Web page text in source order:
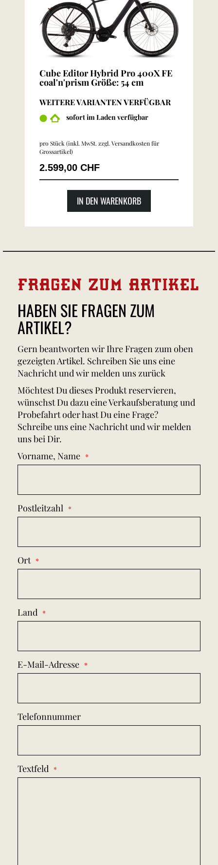
Cube Editor Hybrid Pro 400X FE
coal'n'prism Größe: 54 cm
WEITERE VARIANTEN VERFÜGBAR
sofort im Laden verfügbar
pro Stück (inkl. MwSt. zzgl.Versandkosten für
Grossartikel)
2.599,00 CHF
IN DEN WARENKORB
FRAGEN ZUM ARTIKEL
HABEN SIE FRAGEN ZUM
ARTIKEL?
Gern beantworten wir Ihre Fragen zum oben
gezeigten Artikel. Schreiben Sie uns eine
Nachricht und wir melden uns zurück
Möchtest Du dieses Produkt reservieren,
wünschst Du dazu eine Verkaufsberatung und
Probefahrt oder hast Du eine Frage?
Schreibe uns eine Nachricht und wir melden
uns bei Dir.
Vorname, Name
Postleitzahl
Ort
Land
E-Mail-Adresse
Telefonnummer
Textfeld